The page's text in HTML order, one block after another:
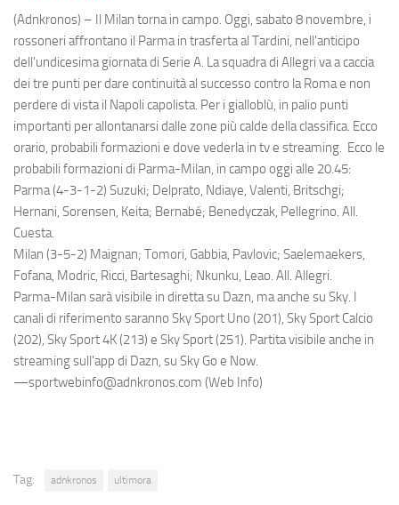
(Adnkronos) – Il Milan torna in campo. Oggi, sabato 8 novembre, i
rossoneri affrontano il Parma in trasferta al Tardini, nell'anticipo
dell'undicesima giornata di Serie A. La squadra di Allegri va a caccia
dei tre punti per dare continuità al successo contro la Roma e non
perdere di vista il Napoli capolista. Per i gialloblù, in palio punti
importanti per allontanarsi dalle zone più calde della classifica. Ecco
orario, probabili formazioni e dove vederla in tv e streaming. Ecco le
probabili formazioni di Parma-Milan, in campo oggi alle 20.45:
Parma (4-3-1-2) Suzuki; Delprato, Ndiaye, Valenti, Britschgi;
Hernani, Sorensen, Keita; Bernabé; Benedyczak, Pellegrino. All.
Cuesta.
Milan (3-5-2) Maignan; Tomori, Gabbia, Pavlovic; Saelemaekers,
Fofana, Modric, Ricci, Bartesaghi; Nkunku, Leao. All. Allegri.
Parma-Milan sarà visibile in diretta su Dazn, ma anche su Sky. I
canali di riferimento saranno Sky Sport Uno (201), Sky Sport Calcio
(202), Sky Sport 4K (213) e Sky Sport (251). Partita visibile anche in
streaming sull'app di Dazn, su Sky Go e Now.
—sportwebinfo@adnkronos.com (Web Info)
Tag: adnkronos ultimora